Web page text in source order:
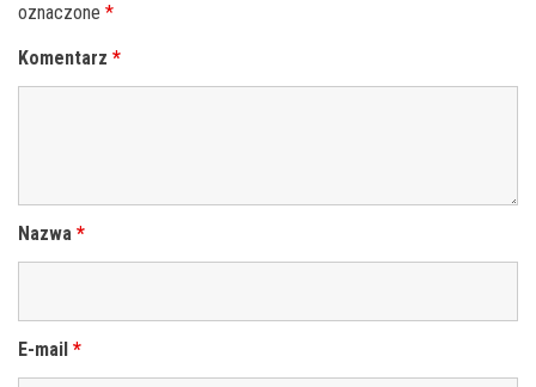
oznaczone *
Komentarz *
Nazwa *
E-mail *